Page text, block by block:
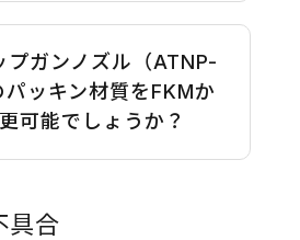
プガンノズル（ATNP-
ッキン材質をFKMか
可能でしょうか？
具合